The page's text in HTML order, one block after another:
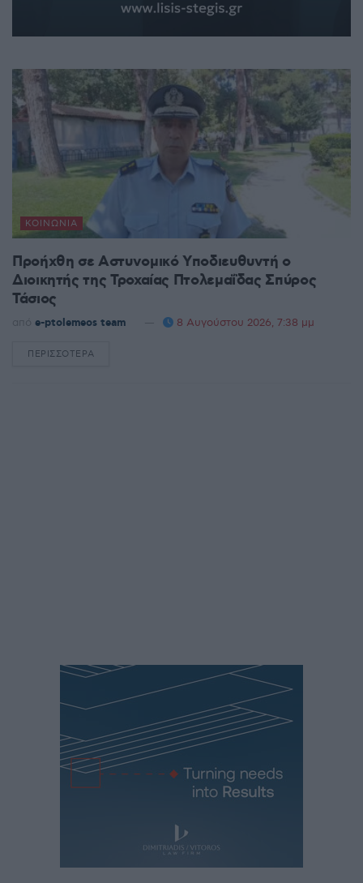
ΚΟΙΝΩΝΊΑ
Προήχθη σε Αστυνομικό Υποδιευθυντή ο
Διοικητής της Τροχαίας Πτολεμαΐδας Σπύρος
Τάσιος
από e-ptolemeos team 8 Αυγούστου 2026, 7:38 μμ
ΠΕΡΙΣΣΌΤΕΡΑ